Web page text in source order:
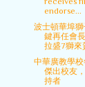
endorse...
波士頓華埠
鍵再任會
拉盛7獅來
中華廣教學
傑出校友
持者